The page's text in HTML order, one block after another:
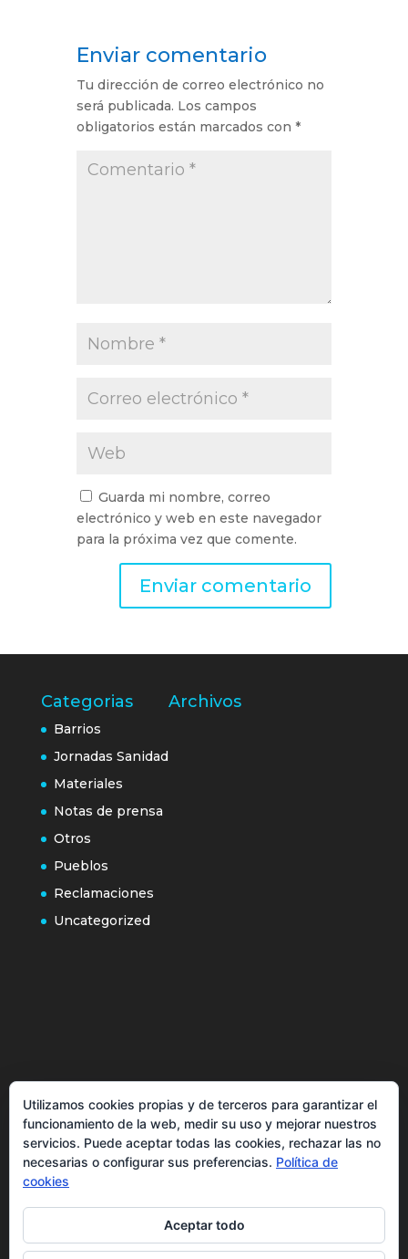
Enviar comentario
Tu dirección de correo electrónico no
será publicada. Los campos
obligatorios están marcados con *
Guarda mi nombre, correo
electrónico y web en este navegador
para la próxima vez que comente.
Categorias
Barrios
Jornadas Sanidad
Materiales
Notas de prensa
Otros
Pueblos
Reclamaciones
Uncategorized
Archivos
Más información sobre las cookies
Inicio
Política de privacidad
Utilizamos cookies propias y de terceros para garantizar el
funcionamiento de la web, medir su uso y mejorar nuestros
servicios. Puede aceptar todas las cookies, rechazar las no
necesarias o configurar sus preferencias. Política de
cookies
Aceptar todo